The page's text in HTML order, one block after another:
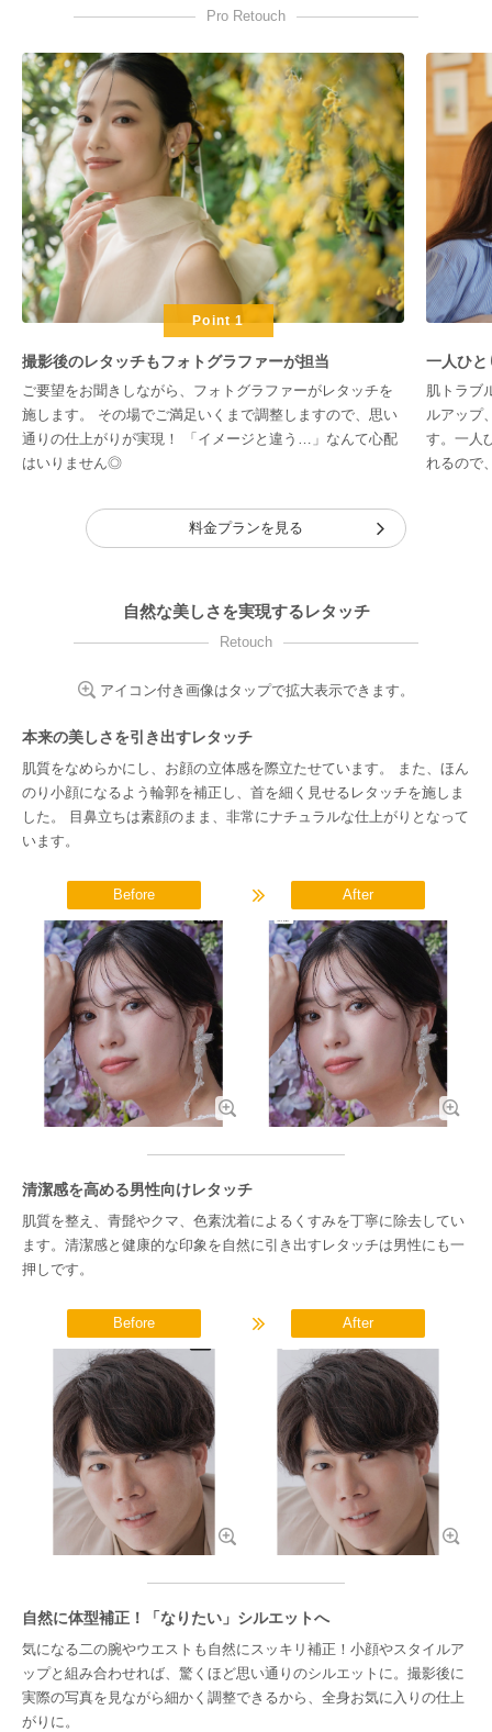
Pro Retouch
Point 1
撮影後のレタッチもフォトグラファーが担当
ご要望をお聞きしながら、フォトグラファーがレタッチを
施します。 その場でご満足いくまで調整しますので、思い
通りの仕上がりが実現！ 「イメージと違う…」なんて心配
はいりません◎
一人ひと
肌トラブ
ルアップ
す。一人
れるので
料金プランを見る
自然な美しさを実現するレタッチ
Retouch
アイコン付き画像はタップで拡大表示できます。
本来の美しさを引き出すレタッチ
肌質をなめらかにし、お顔の立体感を際立たせています。 また、ほん
のり小顔になるよう輪郭を補正し、首を細く見せるレタッチを施しま
した。 目鼻立ちは素顔のまま、非常にナチュラルな仕上がりとなって
います。
Before After
清潔感を高める男性向けレタッチ
肌質を整え、青髭やクマ、色素沈着によるくすみを丁寧に除去してい
ます。清潔感と健康的な印象を自然に引き出すレタッチは男性にも一
押しです。
Before After
自然に体型補正！「なりたい」シルエットへ
気になる二の腕やウエストも自然にスッキリ補正！小顔やスタイルア
ップと組み合わせれば、驚くほど思い通りのシルエットに。撮影後に
実際の写真を見ながら細かく調整できるから、全身お気に入りの仕上
がりに。